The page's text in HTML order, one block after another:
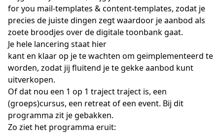
for you mail-templates & content-templates, zodat je
precies de juiste dingen zegt waardoor je aanbod als
zoete broodjes over de digitale toonbank gaat.
Je hele lancering staat hier
kant en klaar op je te wachten om geïmplementeerd te
worden, zodat jij fluitend je te gekke aanbod kunt
uitverkopen.
Of dat nou een 1 op 1 traject traject is, een
(groeps)cursus, een retreat of een event. Bij dit
programma zit je gebakken.
Zo ziet het programma eruit: